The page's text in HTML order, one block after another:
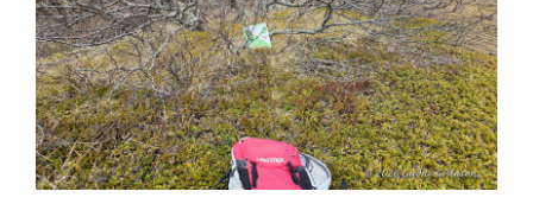
6. Slunkaríki – Óttarsstaðafjárborg
Ratleikur 2026